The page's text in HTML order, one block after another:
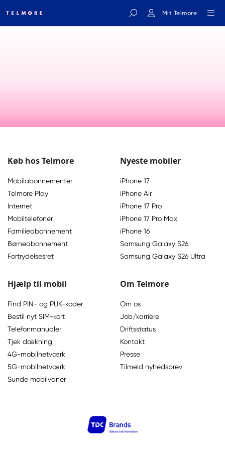
Mit Telmore
Køb hos Telmore
Mobilabonnementer
Telmore Play
Internet
Mobiltelefoner
Familieabonnement
Børneabonnement
Fortrydelsesret
Nyeste mobiler
iPhone 17
iPhone Air
iPhone 17 Pro
iPhone 17 Pro Max
iPhone 16
Samsung Galaxy S26
Samsung Galaxy S26 Ultra
Hjælp til mobil
Find PIN- og PUK-koder
Bestil nyt SIM-kort
Telefonmanualer
Tjek dækning
4G-mobilnetværk
5G-mobilnetværk
Sunde mobilvaner
Om Telmore
Om os
Job/karriere
Driftsstatus
Kontakt
Presse
Tilmeld nyhedsbrev